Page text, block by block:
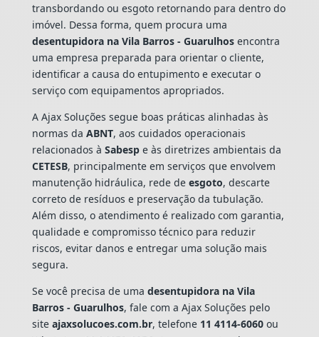
transbordando ou esgoto retornando para dentro do
imóvel. Dessa forma, quem procura uma
desentupidora na Vila Barros - Guarulhosencontra
uma empresa preparada para orientar o cliente,
identificar a causa do entupimento e executar o
serviço com equipamentos apropriados.
A Ajax Soluções segue boas práticas alinhadas às
normas da ABNT, aos cuidados operacionais
relacionados à Sabespe às diretrizes ambientais da
CETESB, principalmente em serviços que envolvem
manutenção hidráulica, rede de esgoto, descarte
correto de resíduos e preservação da tubulação.
Além disso, o atendimento é realizado com garantia,
qualidade e compromisso técnico para reduzir
riscos, evitar danos e entregar uma solução mais
segura.
Se você precisa de uma desentupidora na Vila
Barros - Guarulhos, fale com a Ajax Soluções pelo
site ajaxsolucoes.com.br, telefone 11 4114-6060ou